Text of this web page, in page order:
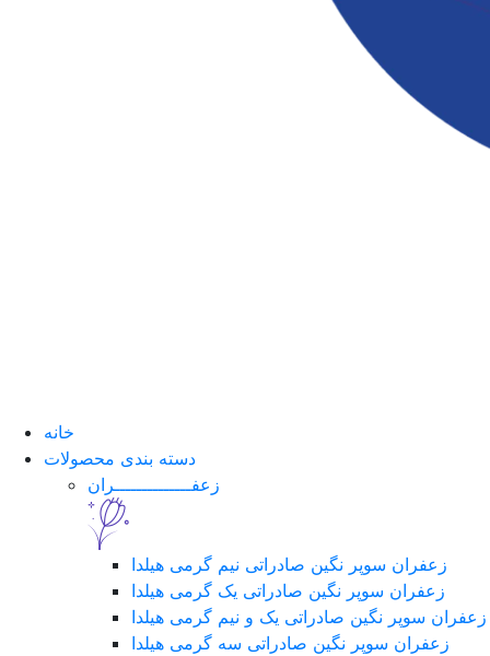
خانه
دسته بندی محصولات
زعفــــــــــــــران
زعفران سوپر نگین صادراتی نیم گرمی هیلدا
زعفران سوپر نگین صادراتی یک گرمی هیلدا
زعفران سوپر نگین صادراتی یک و نیم گرمی هیلدا
زعفران سوپر نگین صادراتی سه گرمی هیلدا